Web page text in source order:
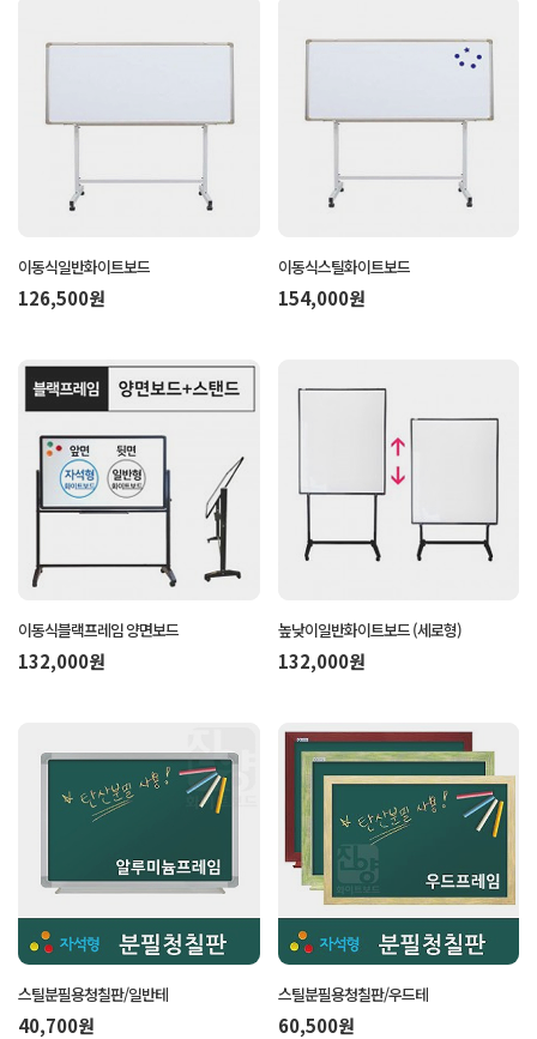
이동식일반화이트보드
126,500원
이동식스틸화이트보드
154,000원
이동식블랙프레임 양면보드
132,000원
높낮이일반화이트보드 (세로형)
132,000원
스틸분필용청칠판/일반테
40,700원
스틸분필용청칠판/우드테
60,500원